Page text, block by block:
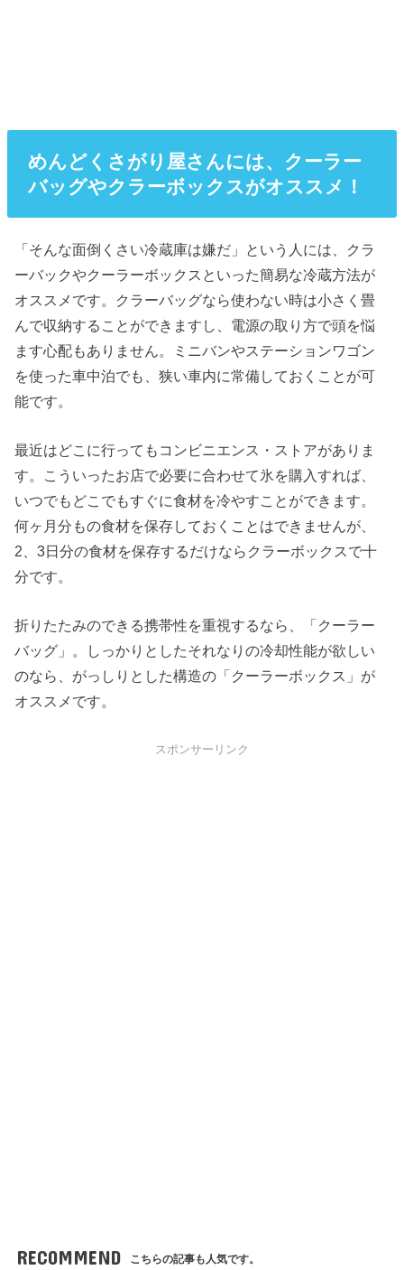
めんどくさがり屋さんには、クーラー
バッグやクラーボックスがオススメ！
「そんな面倒くさい冷蔵庫は嫌だ」という人には、クラ
ーバックやクーラーボックスといった簡易な冷蔵方法が
オススメです。クラーバッグなら使わない時は小さく畳
んで収納することができますし、電源の取り方で頭を悩
ます心配もありません。ミニバンやステーションワゴン
を使った車中泊でも、狭い車内に常備しておくことが可
能です。
最近はどこに行ってもコンビニエンス・ストアがありま
す。こういったお店で必要に合わせて氷を購入すれば、
いつでもどこでもすぐに食材を冷やすことができます。
何ヶ月分もの食材を保存しておくことはできませんが、
2、3日分の食材を保存するだけならクラーボックスで十
分です。
折りたたみのできる携帯性を重視するなら、「クーラー
バッグ」。しっかりとしたそれなりの冷却性能が欲しい
のなら、がっしりとした構造の「クーラーボックス」が
オススメです。
スポンサーリンク
RECOMMEND こちらの記事も人気です。